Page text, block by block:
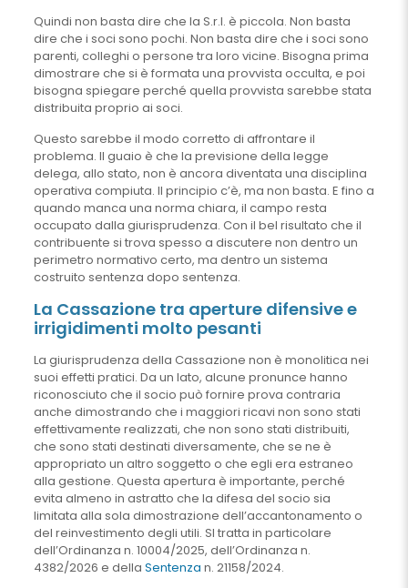
Quindi non basta dire che la S.r.l. è piccola. Non basta
dire che i soci sono pochi. Non basta dire che i soci sono
parenti, colleghi o persone tra loro vicine. Bisogna prima
dimostrare che si è formata una provvista occulta, e poi
bisogna spiegare perché quella provvista sarebbe stata
distribuita proprio ai soci.
Questo sarebbe il modo corretto di affrontare il
problema. Il guaio è che la previsione della legge
delega, allo stato, non è ancora diventata una disciplina
operativa compiuta. Il principio c’è, ma non basta. E fino a
quando manca una norma chiara, il campo resta
occupato dalla giurisprudenza. Con il bel risultato che il
contribuente si trova spesso a discutere non dentro un
perimetro normativo certo, ma dentro un sistema
costruito sentenza dopo sentenza.
La Cassazione tra aperture difensive e
irrigidimenti molto pesanti
La giurisprudenza della Cassazione non è monolitica nei
suoi effetti pratici. Da un lato, alcune pronunce hanno
riconosciuto che il socio può fornire prova contraria
anche dimostrando che i maggiori ricavi non sono stati
effettivamente realizzati, che non sono stati distribuiti,
che sono stati destinati diversamente, che se ne è
appropriato un altro soggetto o che egli era estraneo
alla gestione. Questa apertura è importante, perché
evita almeno in astratto che la difesa del socio sia
limitata alla sola dimostrazione dell’accantonamento o
del reinvestimento degli utili. SI tratta in particolare
dell’Ordinanza n. 10004/2025, dell’Ordinanza n.
4382/2026 e della Sentenza n. 21158/2024.